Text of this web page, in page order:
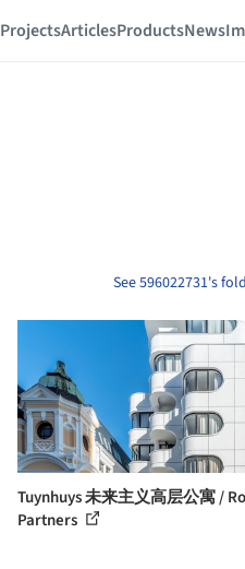
ProjectsArticlesProductsNews
See 596022731's
Tuynhuys 未来主义高层公寓 /
Partners